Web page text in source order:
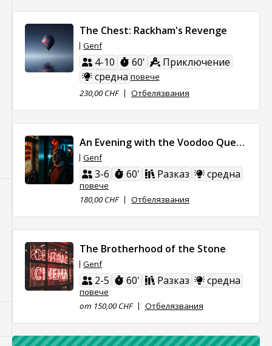
The Chest: Rackham's Revenge
Genf
4-10 60'
Приключение
средна повече
230,00 CHF
Отбелязвания
An Evening with the Voodoo Queen
Genf
3-6 60' Разказ средна
повече
180,00 CHF
Отбелязвания
The Brotherhood of the Stone
Genf
2-5 60' Разказ средна
повече
от 150,00 CHF
Отбелязвания